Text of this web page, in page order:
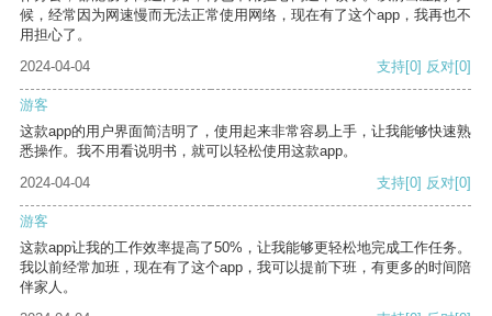
候，经常因为网速慢而无法正常使用网络，现在有了这个app，我再也不
用担心了。
2024-04-04
支持[0] 反对[0]
游客
这款app的用户界面简洁明了，使用起来非常容易上手，让我能够快速熟
悉操作。我不用看说明书，就可以轻松使用这款app。
2024-04-04
支持[0] 反对[0]
游客
这款app让我的工作效率提高了50%，让我能够更轻松地完成工作任务。
我以前经常加班，现在有了这个app，我可以提前下班，有更多的时间陪
伴家人。